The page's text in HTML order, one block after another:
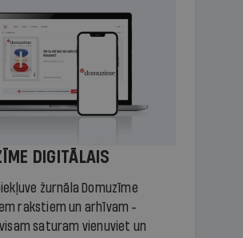
DIGITĀLAIS
žurnāla Domuzīme
rakstiem un arhīvam -
saturam vienuviet un